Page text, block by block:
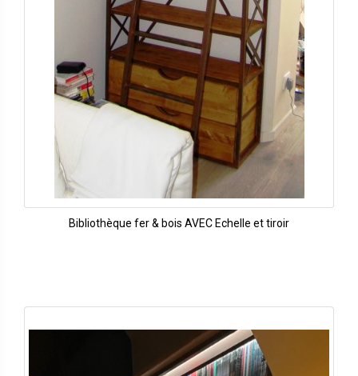
Bibliothèque fer & bois AVEC Echelle et tiroir